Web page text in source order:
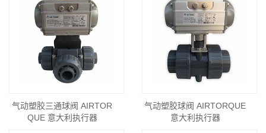
气动塑胶三通球阀 AIRTOR
QUE 意大利执行器
气动塑胶球阀 AIRTORQUE
意大利执行器